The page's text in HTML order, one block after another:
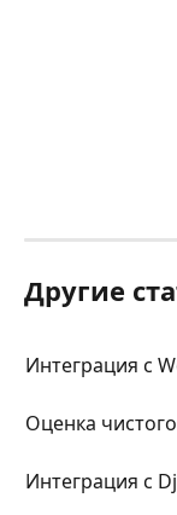
Другие
Интеграция с
Оценка
Интеграция с